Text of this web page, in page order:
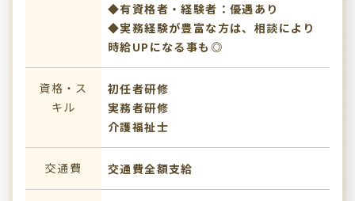
◆有資格者・経験者：優遇あり
◆実務経験が豊富な方は、相談により
時給UPになる事も◎
資格・ス
キル
初任者研修
実務者研修
介護福祉士
交通費 交通費全額支給